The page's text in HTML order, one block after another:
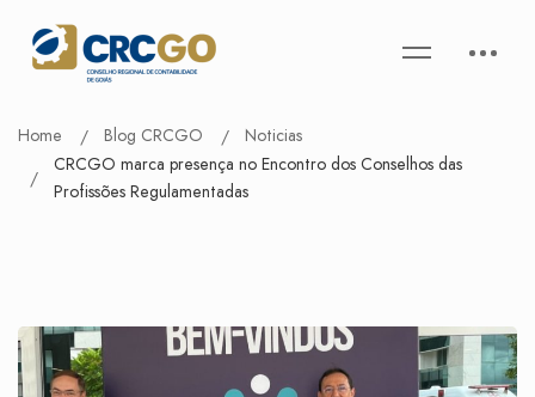
Home Blog CRCGO
Noticias
CRCGO marca presença no Encontro dos Conselhos das
Profissões Regulamentadas